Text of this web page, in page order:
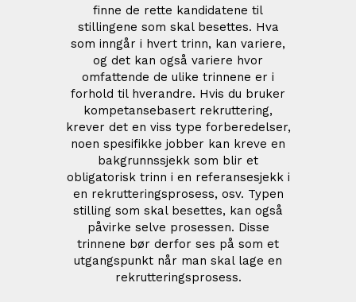
finne de rette kandidatene til
stillingene som skal besettes. Hva
som inngår i hvert trinn, kan variere,
og det kan også variere hvor
omfattende de ulike trinnene er i
forhold til hverandre. Hvis du bruker
kompetansebasert rekruttering,
krever det en viss type forberedelser,
noen spesifikke jobber kan kreve en
bakgrunnssjekk som blir et
obligatorisk trinn i en referansesjekk i
en rekrutteringsprosess, osv. Typen
stilling som skal besettes, kan også
påvirke selve prosessen. Disse
trinnene bør derfor ses på som et
utgangspunkt når man skal lage en
rekrutteringsprosess.